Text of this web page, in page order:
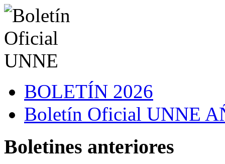
BOLETÍN 2026
Boletín Oficial UNNE
Boletines anteriores